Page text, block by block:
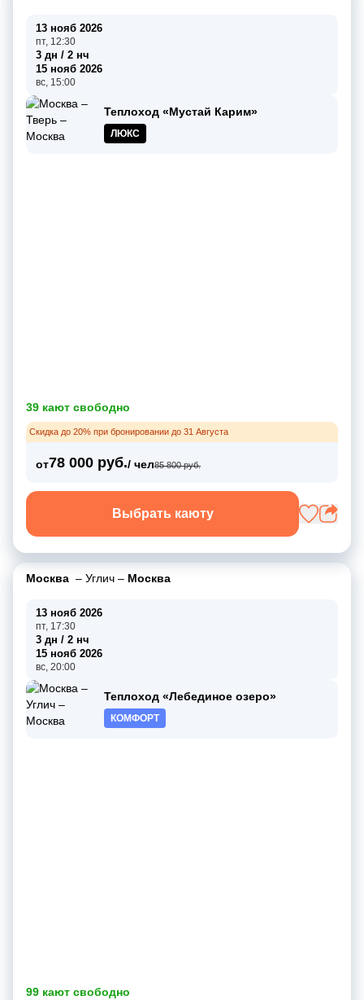
13 нояб 2026
пт, 12:30
3 дн / 2 нч
15 нояб 2026
вс, 15:00
Теплоход «Мустай Карим»
ЛЮКС
39 кают свободно
Скидка до 20% при бронировании до 31 Августа
от78 000 руб./ чел85 800 руб.
Выбрать каюту
Москва – Углич – Москва
13 нояб 2026
пт, 17:30
3 дн / 2 нч
15 нояб 2026
вс, 20:00
Теплоход «Лебединое озеро»
КОМФОРТ
99 кают свободно